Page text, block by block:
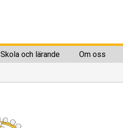
Skola och lärande Om oss